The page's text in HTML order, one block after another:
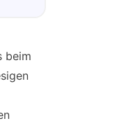
beim